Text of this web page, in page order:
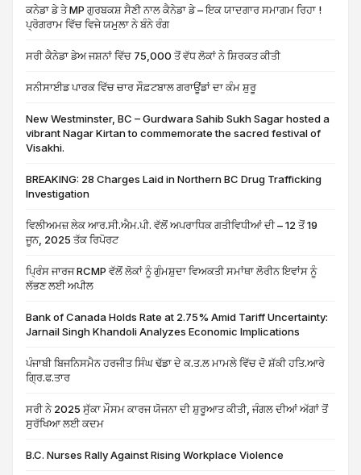
ਕਨੇਡਾ ਡੇ ਤੇ MP ਗੁਰਬਕਸ਼ ਸੈਣੀ ਨਾਲ ਕੈਨੇਡਾ ਡੇ – ਇਕ ਯਾਦਗਾਰ ਸਮਾਗਮ ਰਿਹਾ !
ਪ੍ਰੋਗਰਾਮ ਵਿੱਚ ਵਿਜੇ ਯਮੁਲਾ ਨੇ ਬੰਨੇ ਰੰਗ
ਸਰੀ ਕੈਨੇਡਾ ਡੇਅ ਜਸ਼ਨਾਂ ਵਿੱਚ 75,000 ਤੋਂ ਵੱਧ ਲੋਕਾਂ ਨੇ ਸ਼ਿਰਕਤ ਕੀਤੀ
ਸਨੀਸਾਈਡ ਪਾਰਕ ਵਿੱਚ ਚਾਰ ਸੌਫ਼ਟਬਾਲ ਗਰਾਊਂਡਾਂ ਦਾ ਕੰਮ ਸ਼ੁਰੂ
New Westminster, BC – Gurdwara Sahib Sukh Sagar hosted a
vibrant Nagar Kirtan to commemorate the sacred festival of
Visakhi.
BREAKING: 28 Charges Laid in Northern BC Drug Trafficking
Investigation
ਵਿਲੀਅਮਜ਼ ਲੇਕ ਆਰ.ਸੀ.ਐਮ.ਪੀ. ਵੱਲੋਂ ਅਪਰਾਧਿਕ ਗਤੀਵਿਧੀਆਂ ਦੀ – 12 ਤੋਂ 19
ਜੂਨ, 2025 ਤੱਕ ਰਿਪੋਰਟ
ਪ੍ਰਿੰਸ ਜਾਰਜ RCMP ਵੱਲੋਂ ਲੋਕਾਂ ਨੂੰ ਗੁੰਮਸ਼ੁਦਾ ਵਿਅਕਤੀ ਸਮਾਂਥਾ ਲੋਰੀਨ ਇਵਾਂਸ ਨੂੰ
ਲੱਭਣ ਲਈ ਅਪੀਲ
Bank of Canada Holds Rate at 2.75% Amid Tariff Uncertainty:
Jarnail Singh Khandoli Analyzes Economic Implications
ਪੰਜਾਬੀ ਬਿਜਨਿਸਮੈਨ ਹਰਜੀਤ ਸਿੰਘ ਢੱਡਾ ਦੇ ਕ.ਤ.ਲ ਮਾਮਲੇ ਵਿੱਚ ਦੋ ਸ਼ੱਕੀ ਹਤਿ.ਆਰੇ
ਗ੍ਰਿ.ਫ.ਤਾਰ
ਸਰੀ ਨੇ 2025 ਸੁੱਕਾ ਮੌਸਮ ਕਾਰਜ ਯੋਜਨਾ ਦੀ ਸ਼ੁਰੂਆਤ ਕੀਤੀ, ਜੰਗਲ ਦੀਆਂ ਅੱਗਾਂ ਤੋਂ
ਸੁਰੱਖਿਆ ਲਈ ਕਦਮ
B.C. Nurses Rally Against Rising Workplace Violence